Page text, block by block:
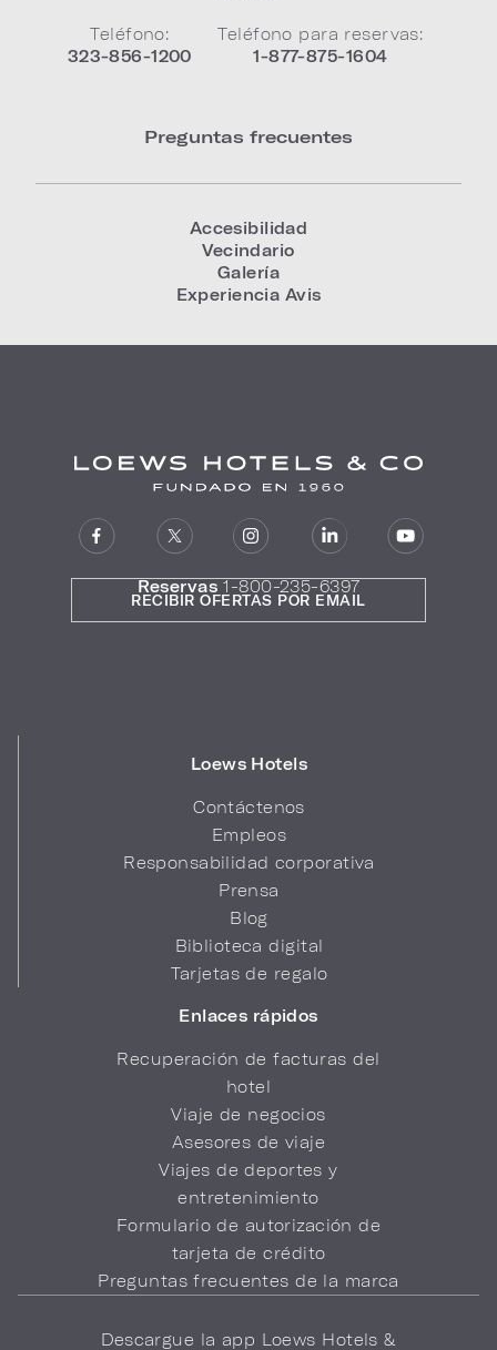
Teléfono:
323-856-1200
Teléfono para reservas:
1-877-875-1604
Preguntas frecuentes
Accesibilidad
Vecindario
Galería
Experiencia Avis
Reservas 1-800-235-6397
Loews Hotels
Contáctenos
Empleos
Responsabilidad corporativa
Prensa
Blog
Biblioteca digital
Tarjetas de regalo
Enlaces rápidos
Recuperación de facturas del
hotel
Viaje de negocios
Asesores de viaje
Viajes de deportes y
entretenimiento
Formulario de autorización de
tarjeta de crédito
Preguntas frecuentes de la marca
RECIBIR OFERTAS POR EMAIL
Descargue la app Loews Hotels &